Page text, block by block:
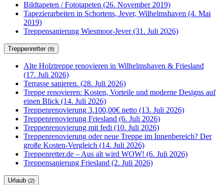
Bildtapeten / Fototapeten (26. November 2019)
Tapezierarbeiten in Schortens, Jever, Wilhelmshaven (4. Mai
2019)
Treppensanierung Wiesmoor-Jever (31. Juli 2026)
Treppenretter (9)
Alte Holztreppe renovieren in Wilhelmshaven & Friesland
(17. Juli 2026)
Terrasse sanieren. (28. Juli 2026)
Treppe renovieren: Kosten, Vorteile und moderne Designs auf
einen Blick (14. Juli 2026)
Treppenrenovierung 3.100,00€ netto (13. Juli 2026)
Treppenrenovierung Friesland (6. Juli 2026)
Treppenrenovierung mit fedi (10. Juli 2026)
Treppenrenovierung oder neue Treppe im Innenbereich? Der
große Kosten-Vergleich (14. Juli 2026)
Treppenretter.de – Aus alt wird WOW! (6. Juli 2026)
Treppensanierung Friesland (2. Juli 2026)
Urlaub (2)